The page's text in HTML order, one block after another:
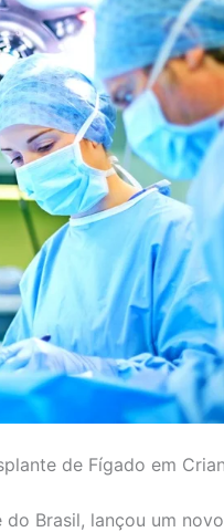
de Fígado em
do Brasil, lançou um